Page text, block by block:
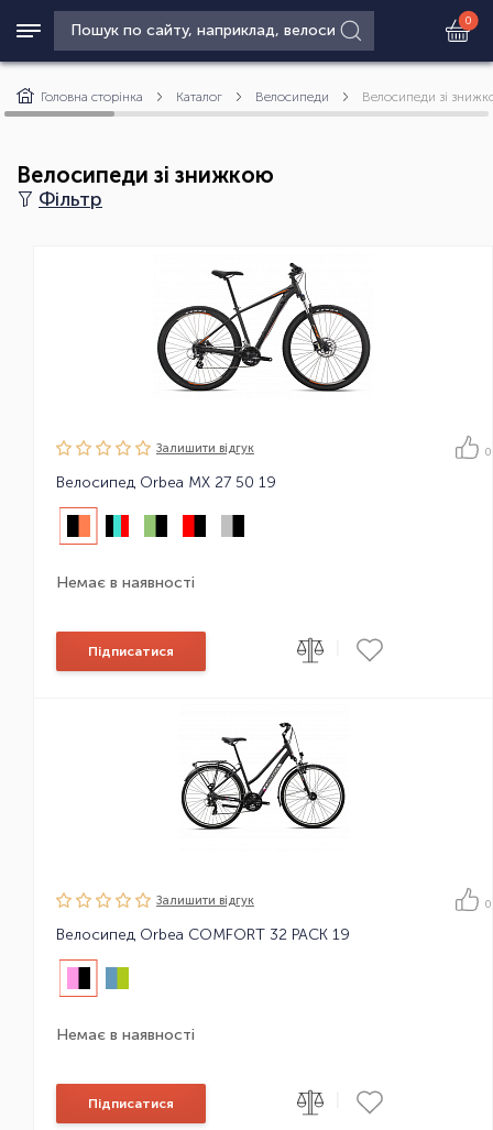
0
Головна сторінка Каталог Велосипеди Велосипеди зі
Велосипеди зі знижкою
Фільтр
Залишити вiдгук 0
Велосипед Orbea MX 27 50 19
Немає в наявності
Підписатися
Залишити вiдгук 0
Велосипед Orbea COMFORT 32 PACK 19
Немає в наявності
Підписатися